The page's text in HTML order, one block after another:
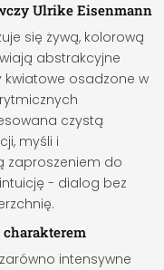
Ulrike Eisenmann
się żywą, kolorową
abstrakcyjne
kwiatowe osadzone w
czystą
myśli i
zaproszeniem do
- dialog bez
intensywne